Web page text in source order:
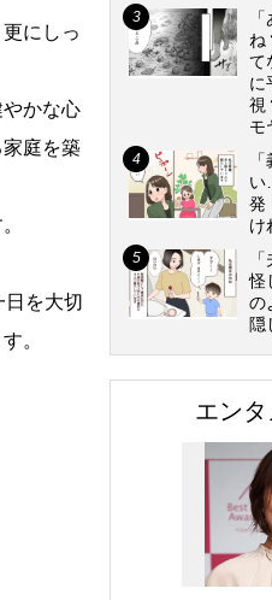
にしっ
かな心
庭を築
日を大切
。
ね
て
に
視
モ
い
発
け
怪
の
隠
エン